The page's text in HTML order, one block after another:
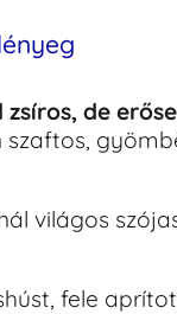
de
világos
fele